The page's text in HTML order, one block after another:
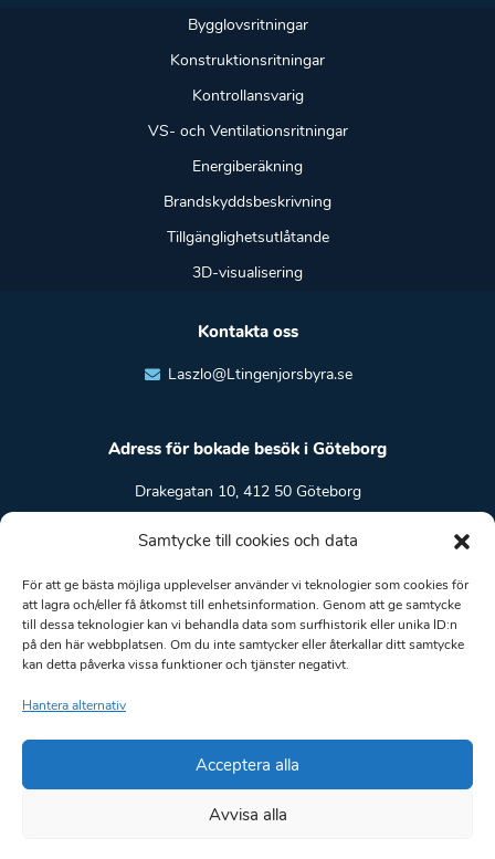
Samtycke till cookies och data
För att ge bästa möjliga upplevelser använder vi teknologier som cookies för
att lagra och/eller få åtkomst till enhetsinformation. Genom att ge samtycke
till dessa teknologier kan vi behandla data som surfhistorik eller unika ID:n
på den här webbplatsen. Om du inte samtycker eller återkallar ditt samtycke
kan detta påverka vissa funktioner och tjänster negativt.
Hantera alternativ
Acceptera alla
Avvisa alla
Bygglovsritningar
Konstruktionsritningar
Kontrollansvarig
VS- och Ventilationsritningar
Energiberäkning
Brandskyddsbeskrivning
Tillgänglighetsutlåtande
3D-visualisering
Kontakta oss
Laszlo@Ltingenjorsbyra.se
Adress för bokade besök i Göteborg
Drakegatan 10, 412 50 Göteborg
Hitta en ledig tid
LT Ingenjörsbyrå AB. Org.nr.: 559182-0864. Säte: Borås.
Huvudkontor: Drakegatan 10, 412 50 Göteborg. Arbetsområde: Hela